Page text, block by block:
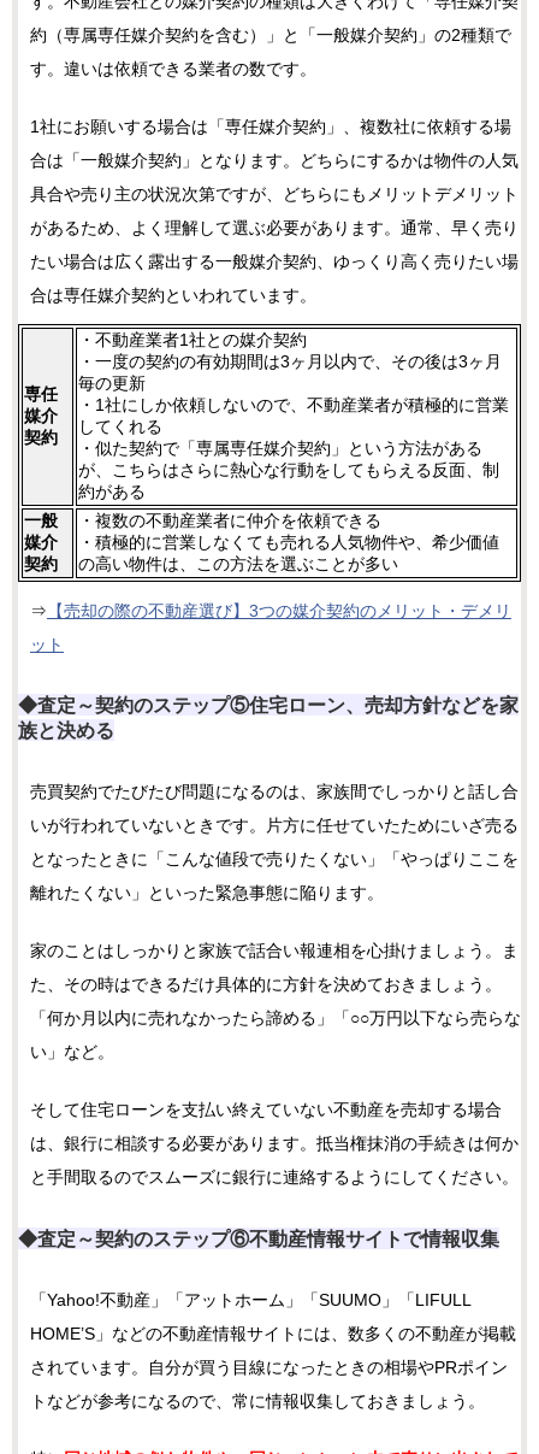
約（専属専任媒介契約を含む）」と「一般媒介契約」の2種類で
す。違いは依頼できる業者の数です。
1社にお願いする場合は「専任媒介契約」、複数社に依頼する場
合は「一般媒介契約」となります。どちらにするかは物件の人気
具合や売り主の状況次第ですが、どちらにもメリットデメリット
があるため、よく理解して選ぶ必要があります。通常、早く売り
たい場合は広く露出する一般媒介契約、ゆっくり高く売りたい場
合は専任媒介契約といわれています。
専任
媒介
契約
・不動産業者1社との媒介契約
・一度の契約の有効期間は3ヶ月以内で、その後は3ヶ月
毎の更新
・1社にしか依頼しないので、不動産業者が積極的に営業
してくれる
・似た契約で「専属専任媒介契約」という方法がある
が、こちらはさらに熱心な行動をしてもらえる反面、制
約がある
一般
媒介
契約
・複数の不動産業者に仲介を依頼できる
・積極的に営業しなくても売れる人気物件や、希少価値
の高い物件は、この方法を選ぶことが多い
⇒ 【売却の際の不動産選び】3つの媒介契約のメリット・デメリ
ット
◆査定～契約のステップ⑤住宅ローン、売却方針などを家
族と決める
売買契約でたびたび問題になるのは、家族間でしっかりと話し合
いが行われていないときです。片方に任せていたためにいざ売る
となったときに「こんな値段で売りたくない」「やっぱりここを
離れたくない」といった緊急事態に陥ります。
家のことはしっかりと家族で話合い報連相を心掛けましょう。ま
た、その時はできるだけ具体的に方針を決めておきましょう。
「何か月以内に売れなかったら諦める」「○○万円以下なら売らな
い」など。
そして住宅ローンを支払い終えていない不動産を売却する場合
は、銀行に相談する必要があります。抵当権抹消の手続きは何か
と手間取るのでスムーズに銀行に連絡するようにしてください。
◆査定～契約のステップ⑥不動産情報サイトで情報収集
「Yahoo!不動産」「アットホーム」「SUUMO」「LIFULL
HOME’S」などの不動産情報サイトには、数多くの不動産が掲載
されています。自分が買う目線になったときの相場やPRポイン
トなどが参考になるので、常に情報収集しておきましょう。